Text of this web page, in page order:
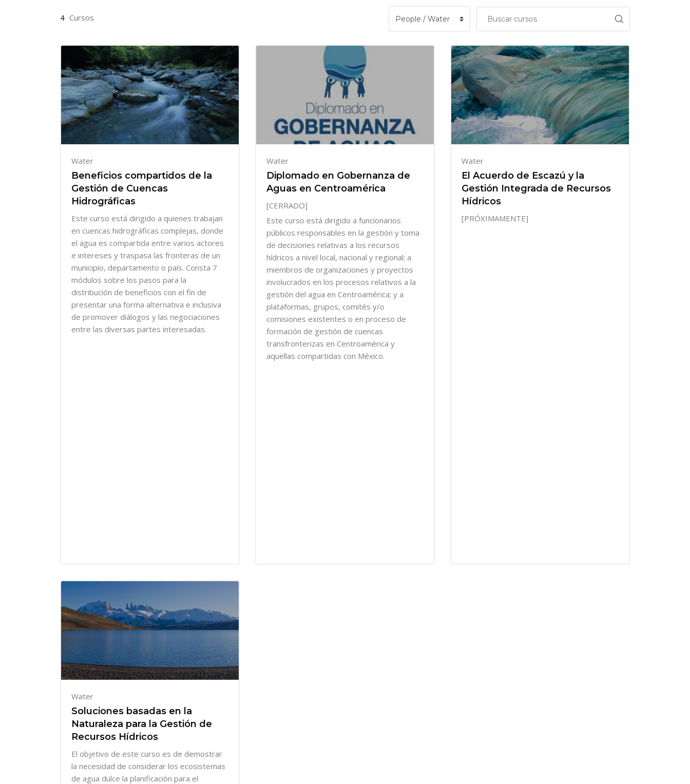
4 Cursos
Water
Beneficios compartidos de la
Gestión de Cuencas
Hidrográficas
Este curso está dirigido a quienes trabajan
en cuencas hidrográficas complejas, donde
el agua es compartida entre varios actores
e intereses y traspasa las fronteras de un
municipio, departamento o país. Consta 7
módulos sobre los pasos para la
distribución de beneficios con el fin de
presentar una forma alternativa e inclusiva
de promover diálogos y las negociaciones
entre las diversas partes interesadas.
Water
Diplomado en Gobernanza de
Aguas en Centroamérica
[CERRADO]
Este curso está dirigido a funcionarios
públicos responsables en la gestión y toma
de decisiones relativas a los recursos
hídricos a nivel local, nacional y regional; a
miembros de organizaciones y proyectos
involucrados en los procesos relativos a la
gestión del agua en Centroamérica; y a
plataformas, grupos, comités y/o
comisiones existentes o en proceso de
formación de gestión de cuencas
transfronterizas en Centroamérica y
aquellas compartidas con México.
Water
El Acuerdo de Escazú y la
Gestión Integrada de Recursos
Hídricos
[PRÓXIMAMENTE]
Water
Soluciones basadas en la
Naturaleza para la Gestión de
Recursos Hídricos
El objetivo de este curso es de demostrar
la necesidad de considerar los ecosistemas
de agua dulce la planificación para el